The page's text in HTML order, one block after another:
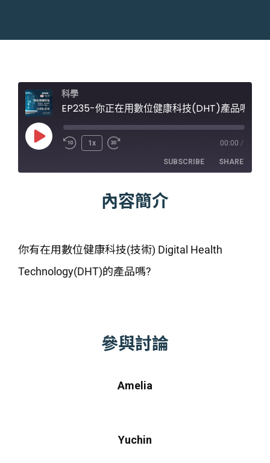
科學
Play
1x 00:00 /
SUBSCRIBE SHARE
EMBED
內容簡介
你有在用數位健康科技(技術) Digital Health
Technology(DHT)的產品嗎?
參與討論
Amelia
Yuchin